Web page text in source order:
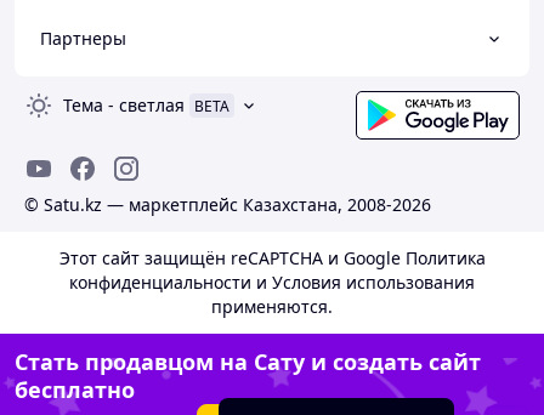
Партнеры
Тема - светлая BETA
© Satu.kz — маркетплейс Казахстана, 2008-2026
Этот сайт защищён reCAPTCHA и Google Политика
конфиденциальности и Условия использования
применяются.
Стать продавцом на Сату и создать сайт
бесплатно